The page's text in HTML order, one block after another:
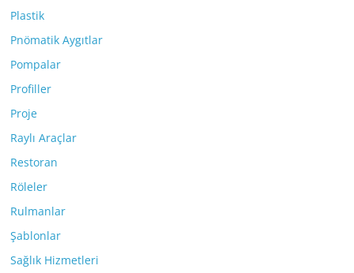
Plastik
Pnömatik Aygıtlar
Pompalar
Profiller
Proje
Raylı Araçlar
Restoran
Röleler
Rulmanlar
Şablonlar
Sağlık Hizmetleri